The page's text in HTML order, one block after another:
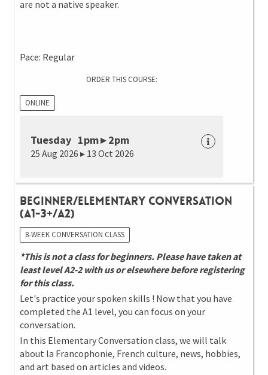
are not a native speaker.
Pace: Regular
ORDER THIS COURSE:
ONLINE
Tuesday 1pm ▸ 2pm
25 Aug 2026 ▸ 13 Oct 2026
Beginner/Elementary Conversation
(A1-3+/A2)
8-WEEK CONVERSATION CLASS
*This is not a class for beginners. Please have taken at
least level A2-2 with us or elsewhere before registering
for this class.
Let's practice your spoken skills ! Now that you have
completed the A1 level, you can focus on your
conversation.
In this Elementary Conversation class, we will talk
about la Francophonie, French culture, news, hobbies,
and art based on articles and videos.